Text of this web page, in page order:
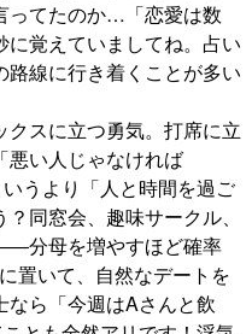
ってたのか…「恋愛は数
覚えていましてね。占い
線に行き着くことが多い
スに立つ勇気。打席に立
悪い人じゃなければ
うより「人と時間を過ご
同窓会、趣味サークル、
分母を増やすほど確率
置いて、自然なデートを
ら「今週はAさんと飲